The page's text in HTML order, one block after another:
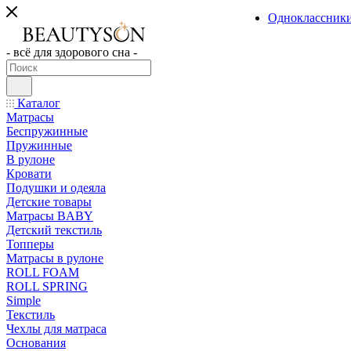
- всё для здорового сна -
Каталог
Матрасы
Беспружинные
Пружинные
В рулоне
Кровати
Подушки и одеяла
Детские товары
Матрасы BABY
Детский текстиль
Топперы
Матрасы в рулоне
ROLL FOAM
ROLL SPRING
Simple
Текстиль
Чехлы для матраса
Основания